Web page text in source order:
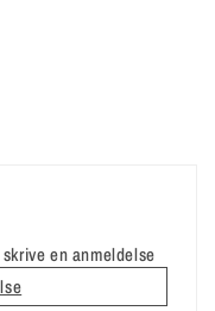
en anmeldelse